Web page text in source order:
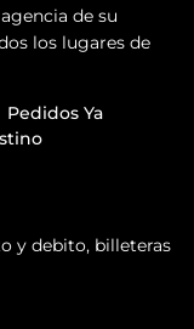
de su
los lugares de
Pedidos Ya
y debito, billeteras